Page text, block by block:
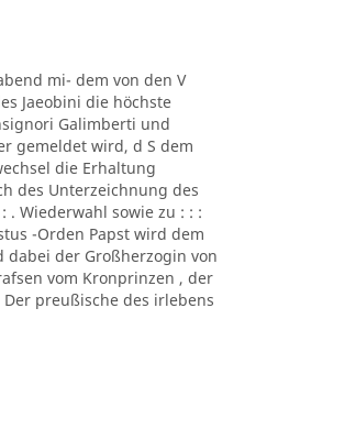
mi- dem von den V
Jaeobini die höchste
Galimberti und
gemeldet wird, d S dem
die Erhaltung
des Unterzeichnung des
. Wiederwahl sowie zu : : :
-Orden Papst wird dem
dabei der Großherzogin von
vom Kronprinzen , der
preußische des irlebens